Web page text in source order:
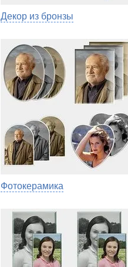
Декор из бронзы
Фотокерамика